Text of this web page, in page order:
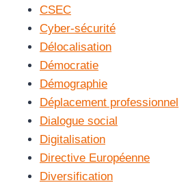
CSEC
Cyber-sécurité
Délocalisation
Démocratie
Démographie
Déplacement professionnel
Dialogue social
Digitalisation
Directive Européenne
Diversification